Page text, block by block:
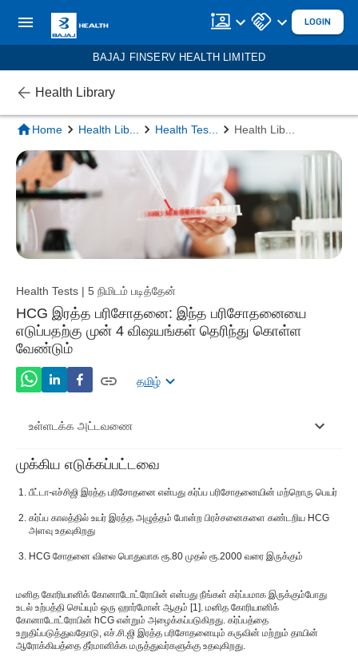
LOGIN
BAJAJ FINSERV HEALTH LIMITED
Health Library
Home Health Lib Health Tes Health Lib
Health Tests | 5 நிமிடம் படித்தேன்
HCG இரத்த பரிசோதனை: இந்த பரிசோதனையை
எடுப்பதற்கு முன் 4 விஷயங்கள் தெரிந்து கொள்ள
வேண்டும்
தமிழ்
உள்ளடக்க அட்டவணை
hCG இரத்த பரிசோதனை: இது ஏன் நடத்தப்படுகிறது?
நீங்கள் எங்கு பரிசோதனை செய்யலாம்?
hCG இரத்த பரிசோதனையின் துல்லியம் என்ன?
முக்கிய எடுக்கப்பட்டவை
பீட்டா-எச்சிஜி இரத்த பரிசோதனை என்பது கர்ப்ப பரிசோதனையின் மற்றொரு பெயர்
கர்ப்ப காலத்தில் உயர் இரத்த அழுத்தம் போன்ற பிரச்சனைகளை கண்டறிய HCG
அளவு உதவுகிறது
HCG சோதனை விலை பொதுவாக ரூ.80 முதல் ரூ.2000 வரை இருக்கும்
மனித கோரியானிக் கோனாடோட்ரோபின் என்பது நீங்கள் கர்ப்பமாக இருக்கும்போது
உடல் உற்பத்தி செய்யும் ஒரு ஹார்மோன் ஆகும் [1]. மனித கோரியானிக்
கோனாடோட்ரோபின் hCG என்றும் அழைக்கப்படுகிறது. கர்ப்பத்தை
உறுதிப்படுத்துவதோடு, எச்.சி.ஜி இரத்த பரிசோதனையும் கருவின் மற்றும் தாயின்
ஆரோக்கியத்தை தீர்மானிக்க மருத்துவர்களுக்கு உதவுகிறது.